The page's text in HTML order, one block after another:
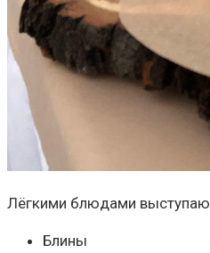
Лёгкими блюдами
Блины